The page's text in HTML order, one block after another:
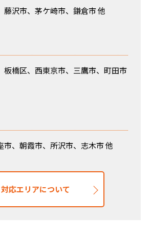
藤沢市、茅ケ崎市、鎌倉市 他
板橋区、西東京市、三鷹市、町田市
市、朝霞市、所沢市、志木市 他
対応エリアについて